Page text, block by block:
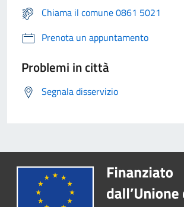
Chiama il comune 0861 5021
Prenota un appuntamento
Problemi in città
Segnala disservizio